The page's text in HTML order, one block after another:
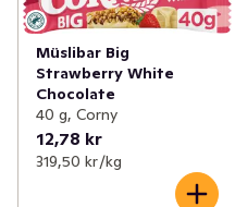
✓ Fyll på i städskåpet (9)
✓ Fyll på i badrumsskåpet
✓ Fyll på med godis & snacks
Müslibar Big
Strawberry White
Chocolate
40 g, Corny
12,78 kr
319,50 kr /kg